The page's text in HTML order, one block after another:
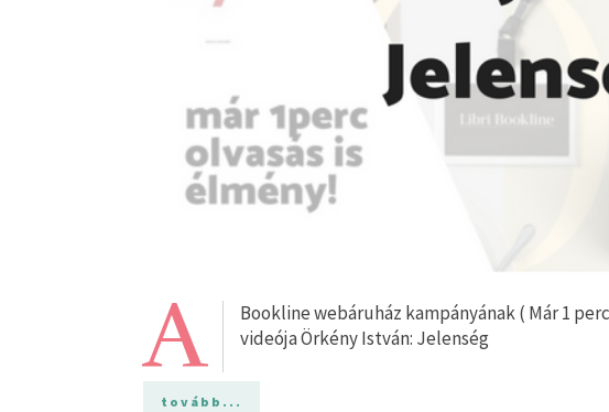
A
Bookline webáruház kampányának ( Már 1
videója Örkény István: Jelenség
tovább...